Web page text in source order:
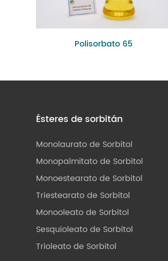
Polisorbato 65
Ésteres de sorbitán
Monolaurato de Sorbitol
Monopalmitato de Sorbitol
Monoestearato de Sorbitol
Triestearato de Sorbitol
Monooleato de Sorbitol
Sesquioleato de Sorbitol
Trioleato de Sorbitol